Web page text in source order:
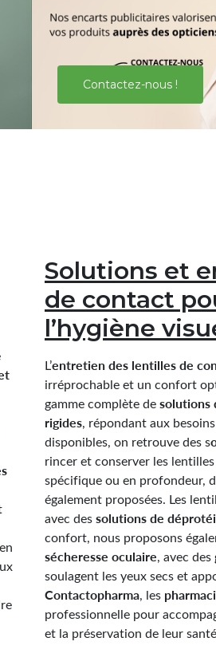
Contactez-nous !
Solutions et
de contact
l’hygiène
L’entretien des lentilles de
irréprochable et un confort
gamme complète desolutions
rigides, répondant aux
disponibles, on retrouve des s
rincer et conserver les
spécifique ou en profondeur,
également proposées. Les
avec dessolutions de
confort, nous proposons
sécheresse oculaire, avec des
soulagent les yeux secs et
Contactopharma, les
professionnelle pour
et la préservation de leur